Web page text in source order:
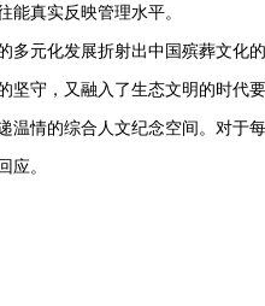
能真实反映管理水平。
多元化发展折射出中国殡葬文
坚守，又融入了生态文明的时代
温情的综合人文纪念空间。对于
应。